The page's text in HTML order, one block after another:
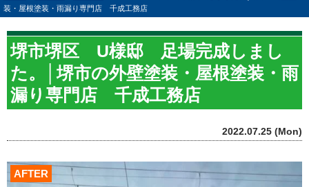
装・屋根塗装・雨漏り専門店 千成工務店
堺市堺区 U様邸 足場完成しまし
た。│堺市の外壁塗装・屋根塗装・雨
漏り専門店 千成工務店
2022.07.25 (Mon)
AFTER